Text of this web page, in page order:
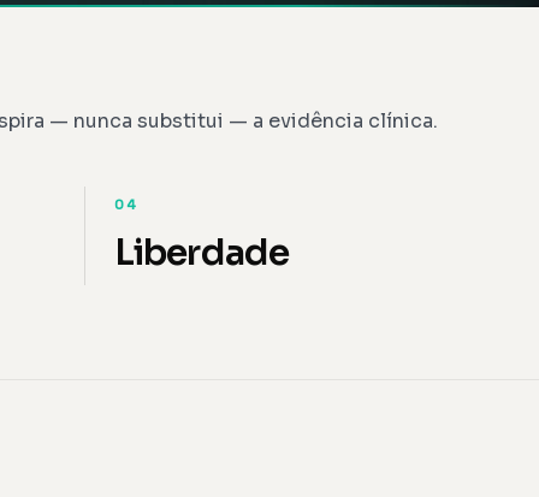
— nunca substitui — a evidência clínica.
04
Liberdade